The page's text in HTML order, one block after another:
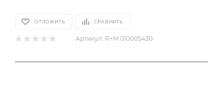
ОТЛОЖИТЬ СРАВНИТЬ
Артикул: R+M 010005430